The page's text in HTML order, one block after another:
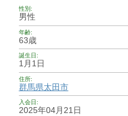
性別
男性
年齢
63歳
誕生日
1月1日
住所
群馬県太田市
入会日
2025年04月21日